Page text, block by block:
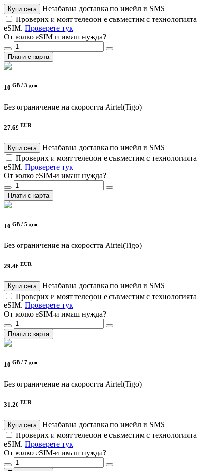
Купи сега
Незабавна доставка по имейл и SMS
Проверих и моят телефон е съвместим с технологията
eSIM. Проверете тук
От колко eSIM-и имаш нужда?
Плати с карта
10 GB / 3 дни
Без ограничение на скоростта Airtel(Tigo)
27.69 EUR
Купи сега
Незабавна доставка по имейл и SMS
Проверих и моят телефон е съвместим с технологията
eSIM. Проверете тук
От колко eSIM-и имаш нужда?
Плати с карта
10 GB / 5 дни
Без ограничение на скоростта Airtel(Tigo)
29.46 EUR
Купи сега
Незабавна доставка по имейл и SMS
Проверих и моят телефон е съвместим с технологията
eSIM. Проверете тук
От колко eSIM-и имаш нужда?
Плати с карта
10 GB / 7 дни
Без ограничение на скоростта Airtel(Tigo)
31.26 EUR
Купи сега
Незабавна доставка по имейл и SMS
Проверих и моят телефон е съвместим с технологията
eSIM. Проверете тук
От колко eSIM-и имаш нужда?